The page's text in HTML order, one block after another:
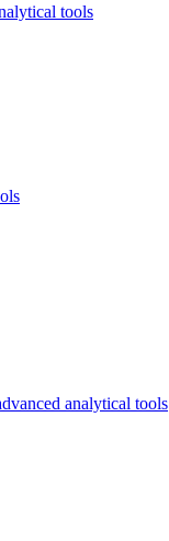
tools
analytical tools